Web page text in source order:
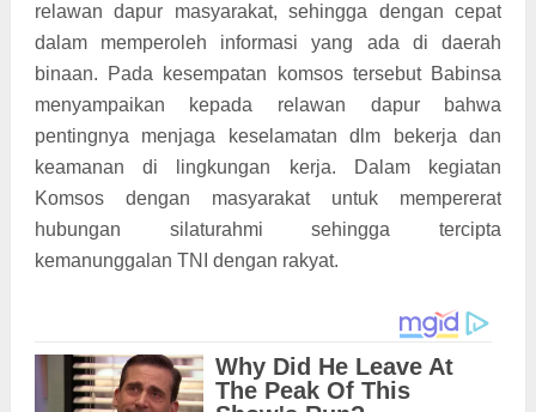
relawan dapur masyarakat, sehingga dengan cepat
dalam memperoleh informasi yang ada di daerah
binaan. Pada kesempatan komsos tersebut Babinsa
menyampaikan kepada relawan dapur bahwa
pentingnya menjaga keselamatan dlm bekerja dan
keamanan di lingkungan kerja. Dalam kegiatan
Komsos dengan masyarakat untuk mempererat
hubungan silaturahmi sehingga tercipta
kemanunggalan TNI dengan rakyat.